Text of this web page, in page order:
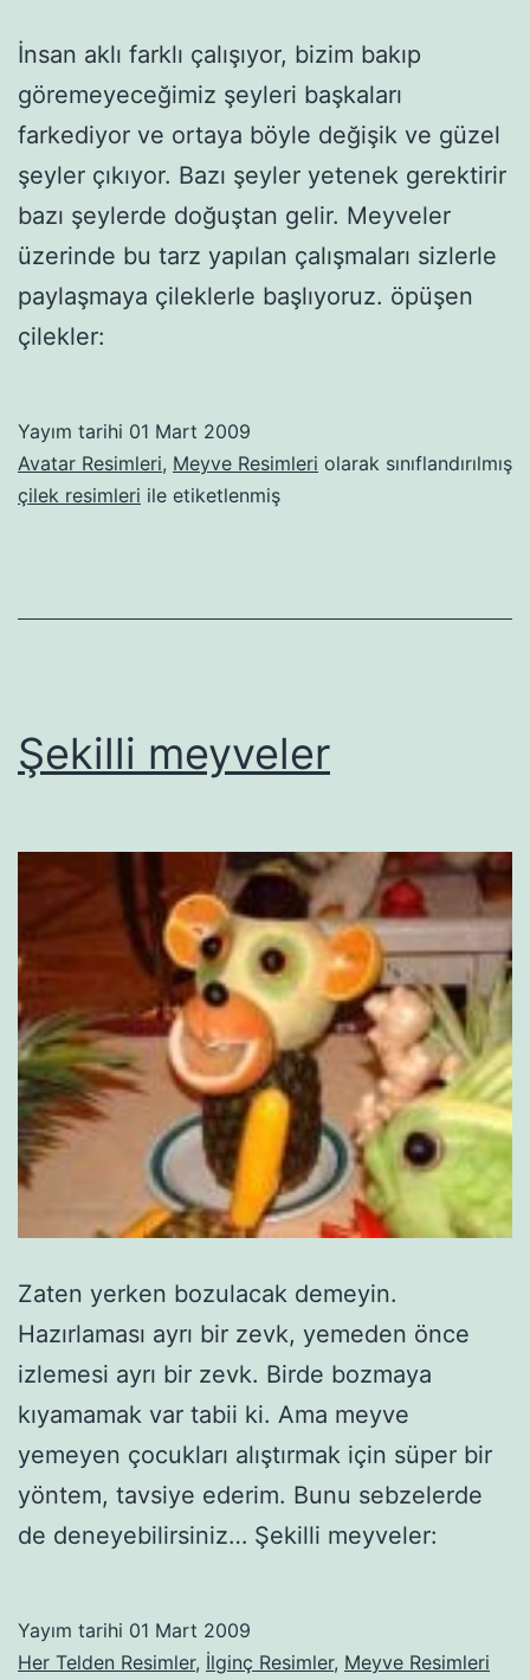
İnsan aklı farklı çalışıyor, bizim bakıp
göremeyeceğimiz şeyleri başkaları
farkediyor ve ortaya böyle değişik ve güzel
şeyler çıkıyor. Bazı şeyler yetenek gerektirir
bazı şeylerde doğuştan gelir. Meyveler
üzerinde bu tarz yapılan çalışmaları sizlerle
paylaşmaya çileklerle başlıyoruz. öpüşen
çilekler:
Yayım tarihi 01 Mart 2009
Avatar Resimleri, Meyve Resimleri olarak sınıflandırılmış
çilek resimleri ile etiketlenmiş
Şekilli meyveler
Zaten yerken bozulacak demeyin.
Hazırlaması ayrı bir zevk, yemeden önce
izlemesi ayrı bir zevk. Birde bozmaya
kıyamamak var tabii ki. Ama meyve
yemeyen çocukları alıştırmak için süper bir
yöntem, tavsiye ederim. Bunu sebzelerde
de deneyebilirsiniz… Şekilli meyveler:
Yayım tarihi 01 Mart 2009
Her Telden Resimler, İlginç Resimler, Meyve Resimleri